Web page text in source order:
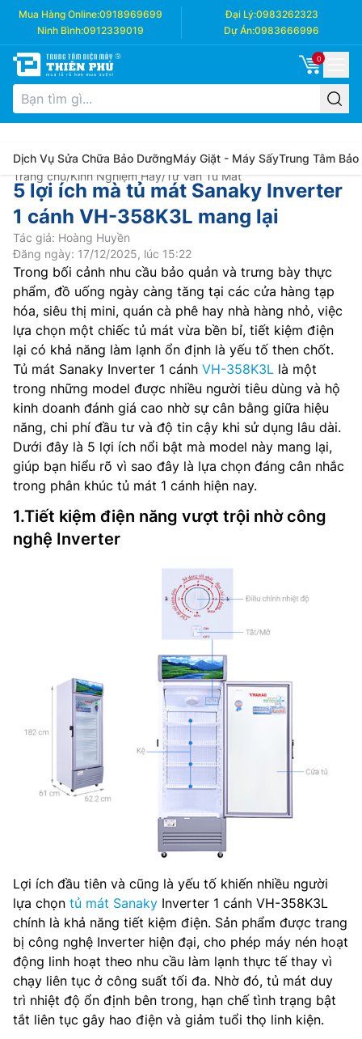
Mua Hàng Online:0918969699 Đại Lý:0983262323
Ninh Bình:0912339019 Dự Án:0983666996
0
Dịch Vụ Sửa Chữa Bảo DưỡngMáy Giặt - Máy SấyTrung Tâm Bảo
Trang chủ/Kinh Nghiệm Hay/Tư Vấn Tủ Mát
5 lợi ích mà tủ mát Sanaky Inverter
1 cánh VH-358K3L mang lại
Tác giả: Hoàng Huyền
Đăng ngày: 17/12/2025, lúc 15:22
Trong bối cảnh nhu cầu bảo quản và trưng bày thực
phẩm, đồ uống ngày càng tăng tại các cửa hàng tạp
hóa, siêu thị mini, quán cà phê hay nhà hàng nhỏ, việc
lựa chọn một chiếc tủ mát vừa bền bỉ, tiết kiệm điện
lại có khả năng làm lạnh ổn định là yếu tố then chốt.
Tủ mát Sanaky Inverter 1 cánh VH-358K3L là một
trong những model được nhiều người tiêu dùng và hộ
kinh doanh đánh giá cao nhờ sự cân bằng giữa hiệu
năng, chi phí đầu tư và độ tin cậy khi sử dụng lâu dài.
Dưới đây là 5 lợi ích nổi bật mà model này mang lại,
giúp bạn hiểu rõ vì sao đây là lựa chọn đáng cân nhắc
trong phân khúc tủ mát 1 cánh hiện nay.
1.Tiết kiệm điện năng vượt trội nhờ công
nghệ Inverter
Lợi ích đầu tiên và cũng là yếu tố khiến nhiều người
lựa chọn tủ mát Sanaky Inverter 1 cánh VH-358K3L
chính là khả năng tiết kiệm điện. Sản phẩm được trang
bị công nghệ Inverter hiện đại, cho phép máy nén hoạt
động linh hoạt theo nhu cầu làm lạnh thực tế thay vì
chạy liên tục ở công suất tối đa. Nhờ đó, tủ mát duy
trì nhiệt độ ổn định bên trong, hạn chế tình trạng bật
tắt liên tục gây hao điện và giảm tuổi thọ linh kiện.